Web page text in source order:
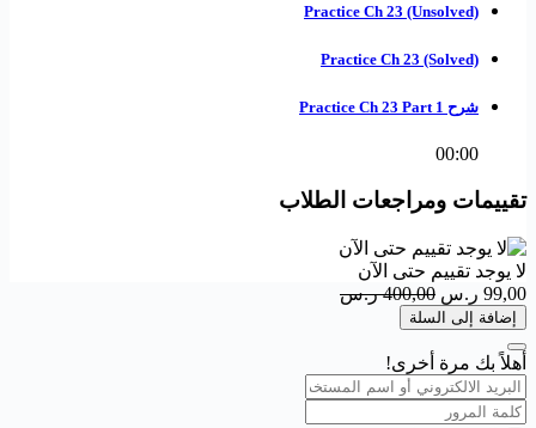
Practice Ch 23 (Unsolved)
Practice Ch 23 (Solved)
شرح Practice Ch 23 Part 1
00:00
تقييمات ومراجعات الطلاب
لا يوجد تقييم حتى الآن
99,00 ر.س 400,00 ر.س
إضافة إلى السلة
أهلاً بك مرة أخرى!